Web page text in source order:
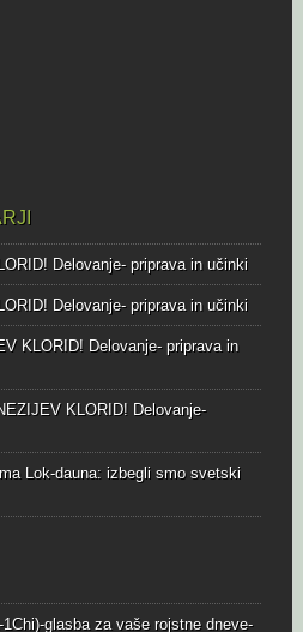
Delovanje- priprava in učinki
Delovanje- priprava in učinki
KLORID! Delovanje- priprava in
KLORID! Delovanje-
Lok-dauna: izbegli smo svetski
glasba za vaše rojstne dneve-